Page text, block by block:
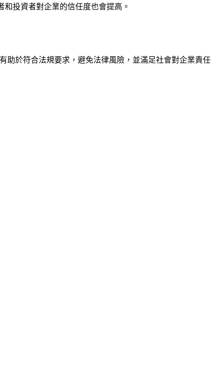
投資者對企業的信任度也會提高。
助於符合法規要求，避免法律風險，並滿足社會對企業責任